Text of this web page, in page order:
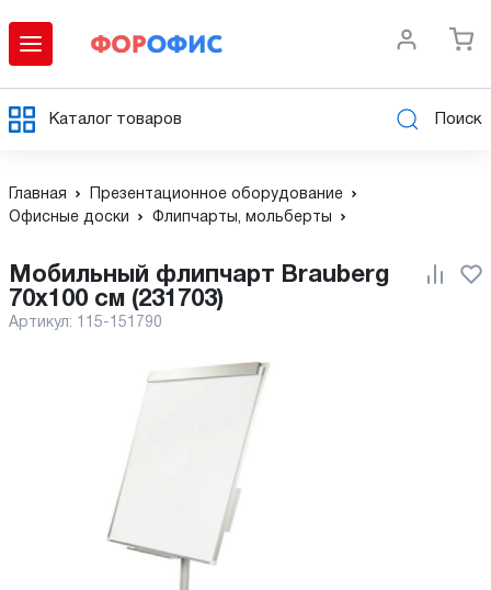
Каталог товаров Поиск
Главная
Презентационное оборудование
Офисные доски
Флипчарты, мольберты
Мобильный флипчарт Brauberg
70x100 см (231703)
Артикул: 115-151790